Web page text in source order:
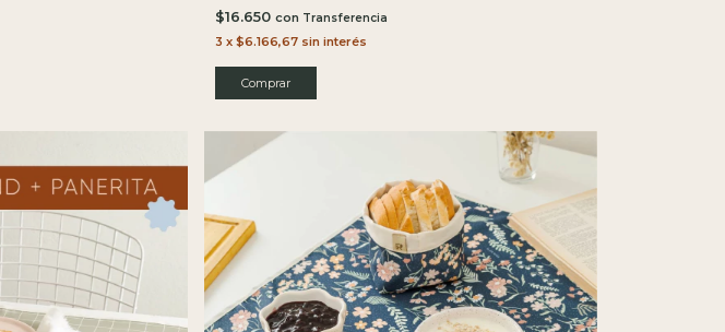
$16.650 con
3 x $6.166,67 sin interés